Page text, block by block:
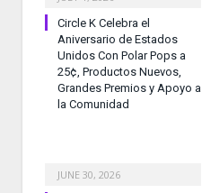
Circle K Celebra el
Aniversario de Estados
Unidos Con Polar Pops a
25¢, Productos Nuevos,
Grandes Premios y Apoyo a
la Comunidad
JUNE 30, 2026